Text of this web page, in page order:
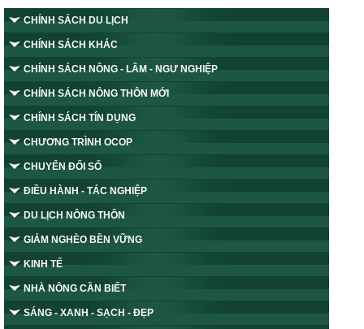
CHÍNH SÁCH DU LỊCH
CHÍNH SÁCH KHÁC
CHÍNH SÁCH NÔNG - LÂM - NGƯ NGHIỆP
CHÍNH SÁCH NÔNG THÔN MỚI
CHÍNH SÁCH TÍN DỤNG
CHƯƠNG TRÌNH OCOP
CHUYỂN ĐỔI SỐ
ĐIỀU HÀNH - TÁC NGHIỆP
DU LỊCH NÔNG THÔN
GIẢM NGHÈO BỀN VỮNG
KINH TẾ
NHÀ NÔNG CẦN BIẾT
SÁNG - XANH - SẠCH - ĐẸP